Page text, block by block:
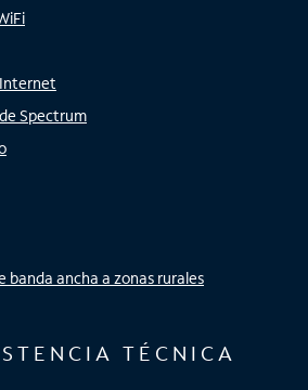
Spectrum
banda ancha a zonas rurales
TÉCNICA